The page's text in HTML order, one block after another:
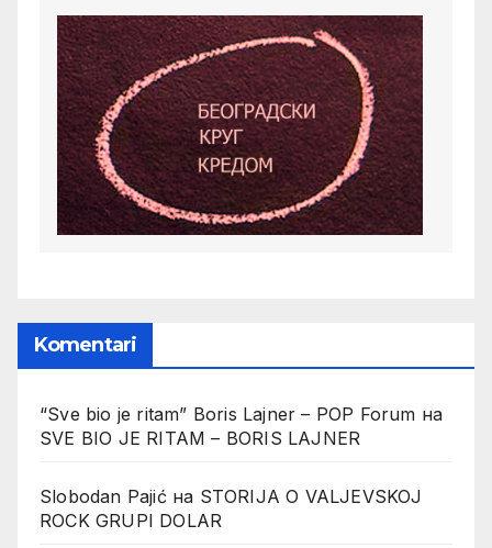
Komentari
“Sve bio je ritam” Boris Lajner – POP Forum на
SVE BIO JE RITAM – BORIS LAJNER
Slobodan Pajićна STORIJA O VALJEVSKOJ
ROCK GRUPI DOLAR